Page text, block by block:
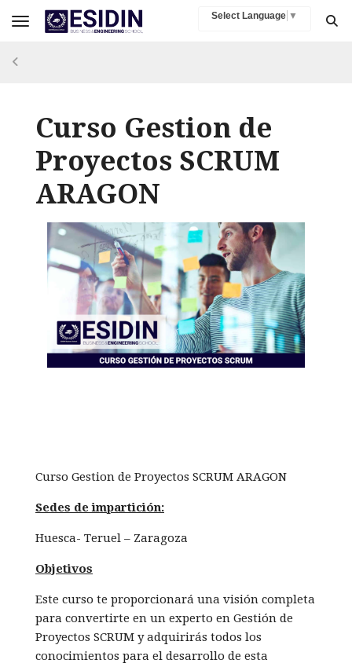
Select Language ▼
Toggle navigation
Curso Gestion de
Proyectos SCRUM
ARAGON
Curso Gestion de Proyectos SCRUM ARAGON
Sedes de impartición:
Huesca- Teruel – Zaragoza
Objetivos
Este curso te proporcionará una visión completa
para convertirte en un experto en Gestión de
Proyectos SCRUM y adquirirás todos los
conocimientos para el desarrollo de esta